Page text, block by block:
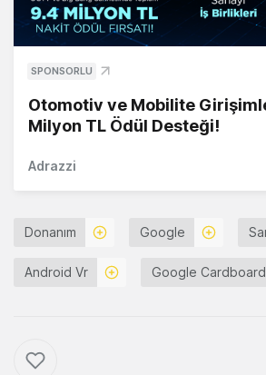
SPONSORLU
Otomotiv ve Mobilite
Milyon TL Ödül Desteği!
Adrazzi
Donanım Google
Android Vr Google Cardboard